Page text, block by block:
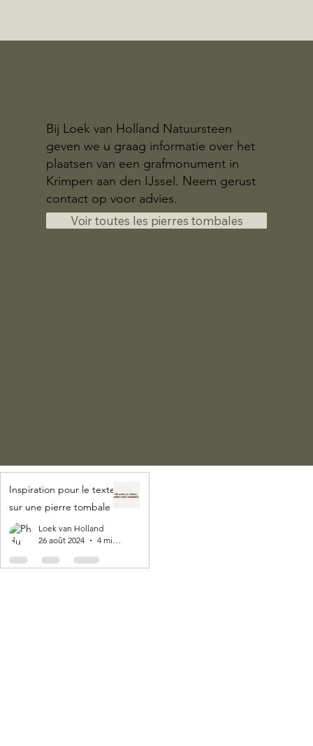
Bij Loek van Holland Natuursteen
geven we u graag informatie over het
plaatsen van een grafmonument in
Krimpen aan den IJssel. Neem gerust
contact op voor advies.
Voir toutes les pierres tombales
Inspiration pour le texte
sur une pierre tombale
Loek van Holland
26 août 2024
4 min de lecture